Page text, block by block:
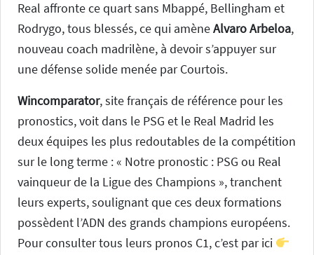
Real affronte ce quart sans Mbappé, Bellingham et
Rodrygo, tous blessés, ce qui amèneAlvaro Arbeloa,
nouveau coach madrilène, à devoir s’appuyer sur
une défense solide menée par Courtois.
Wincomparator, site français de référence pour les
pronostics, voit dans le PSG et le Real Madrid les
deux équipes les plus redoutables de la compétition
sur le long terme : « Notre pronostic : PSG ou Real
vainqueur de la Ligue des Champions », tranchent
leurs experts, soulignant que ces deux formations
possèdent l’ADN des grands champions européens.
Pour consulter tous leurs pronos C1, c’est par ici